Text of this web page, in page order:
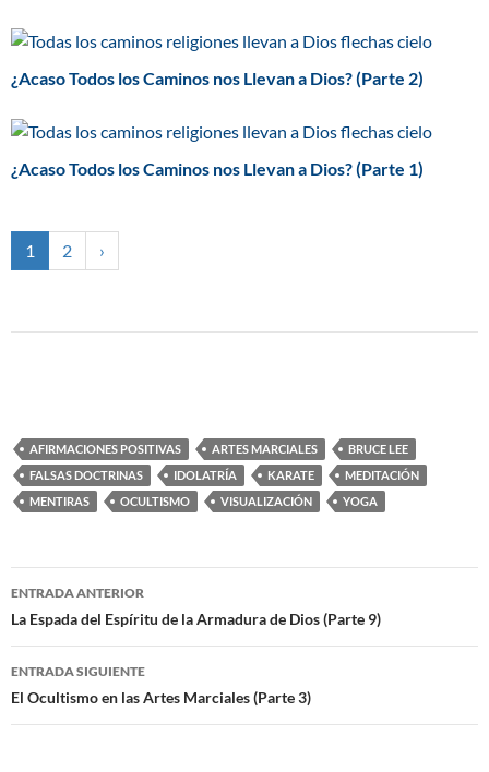
¿Acaso Todos los Caminos nos Llevan a Dios? (Parte 2)
¿Acaso Todos los Caminos nos Llevan a Dios? (Parte 1)
1 2 ›
AFIRMACIONES POSITIVAS ARTES MARCIALES
BRUCE LEE
FALSAS DOCTRINAS
IDOLATRÍA KARATE
MEDITACIÓN
MENTIRAS
OCULTISMO VISUALIZACIÓN YOGA
Navegación
de
entradas
ENTRADA ANTERIOR
La Espada del Espíritu de la Armadura de Dios (Parte 9)
ENTRADA SIGUIENTE
El Ocultismo en las Artes Marciales (Parte 3)